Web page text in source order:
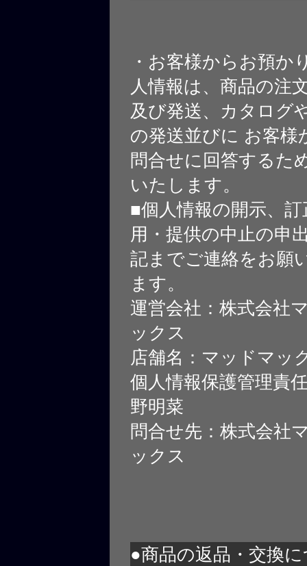
・お客様からお預か
人情報は、商品の注
及び発送、カタログ
の発送並びに お客様
問合せに回答するた
いたします。
■個人情報の開示、
用・提供の中止の申
記までご連絡をお願
ます。
運営会社：株式会社
ックス
店舗名：マッドマッ
個人情報保護管理責
野明菜
問合せ先：株式会社
ックス
●商品の返品・交換